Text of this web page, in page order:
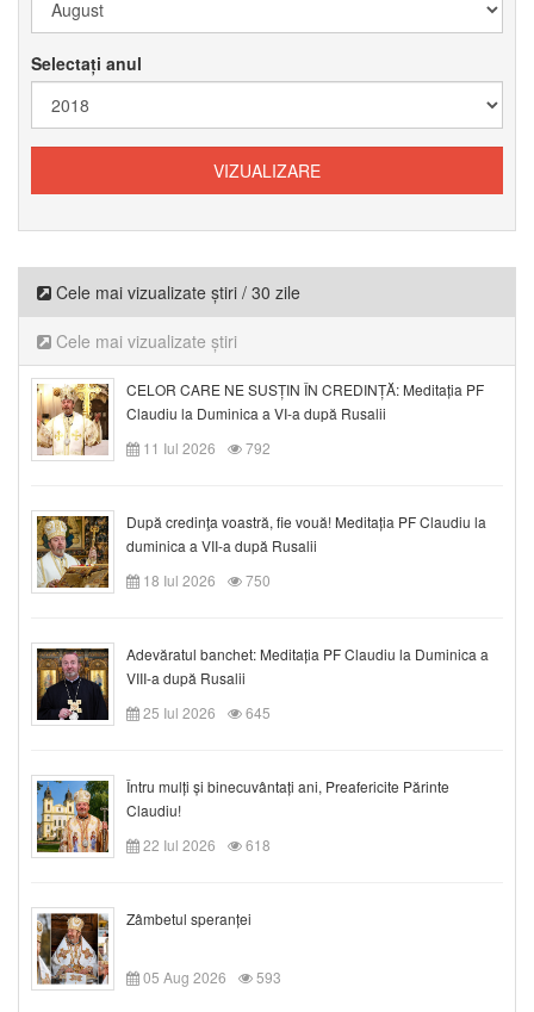
Selectați anul
Cele mai vizualizate știri / 30 zile
Cele mai vizualizate știri
CELOR CARE NE SUSȚIN ÎN CREDINȚĂ: Meditația PF
Claudiu la Duminica a VI-a după Rusalii
11 Iul 2026
792
După credinţa voastră, fie vouă! Meditația PF Claudiu la
duminica a VII-a după Rusalii
18 Iul 2026
750
Adevăratul banchet: Meditația PF Claudiu la Duminica a
VIII-a după Rusalii
25 Iul 2026
645
Întru mulți și binecuvântați ani, Preafericite Părinte
Claudiu!
22 Iul 2026
618
Zâmbetul speranței
05 Aug 2026 593